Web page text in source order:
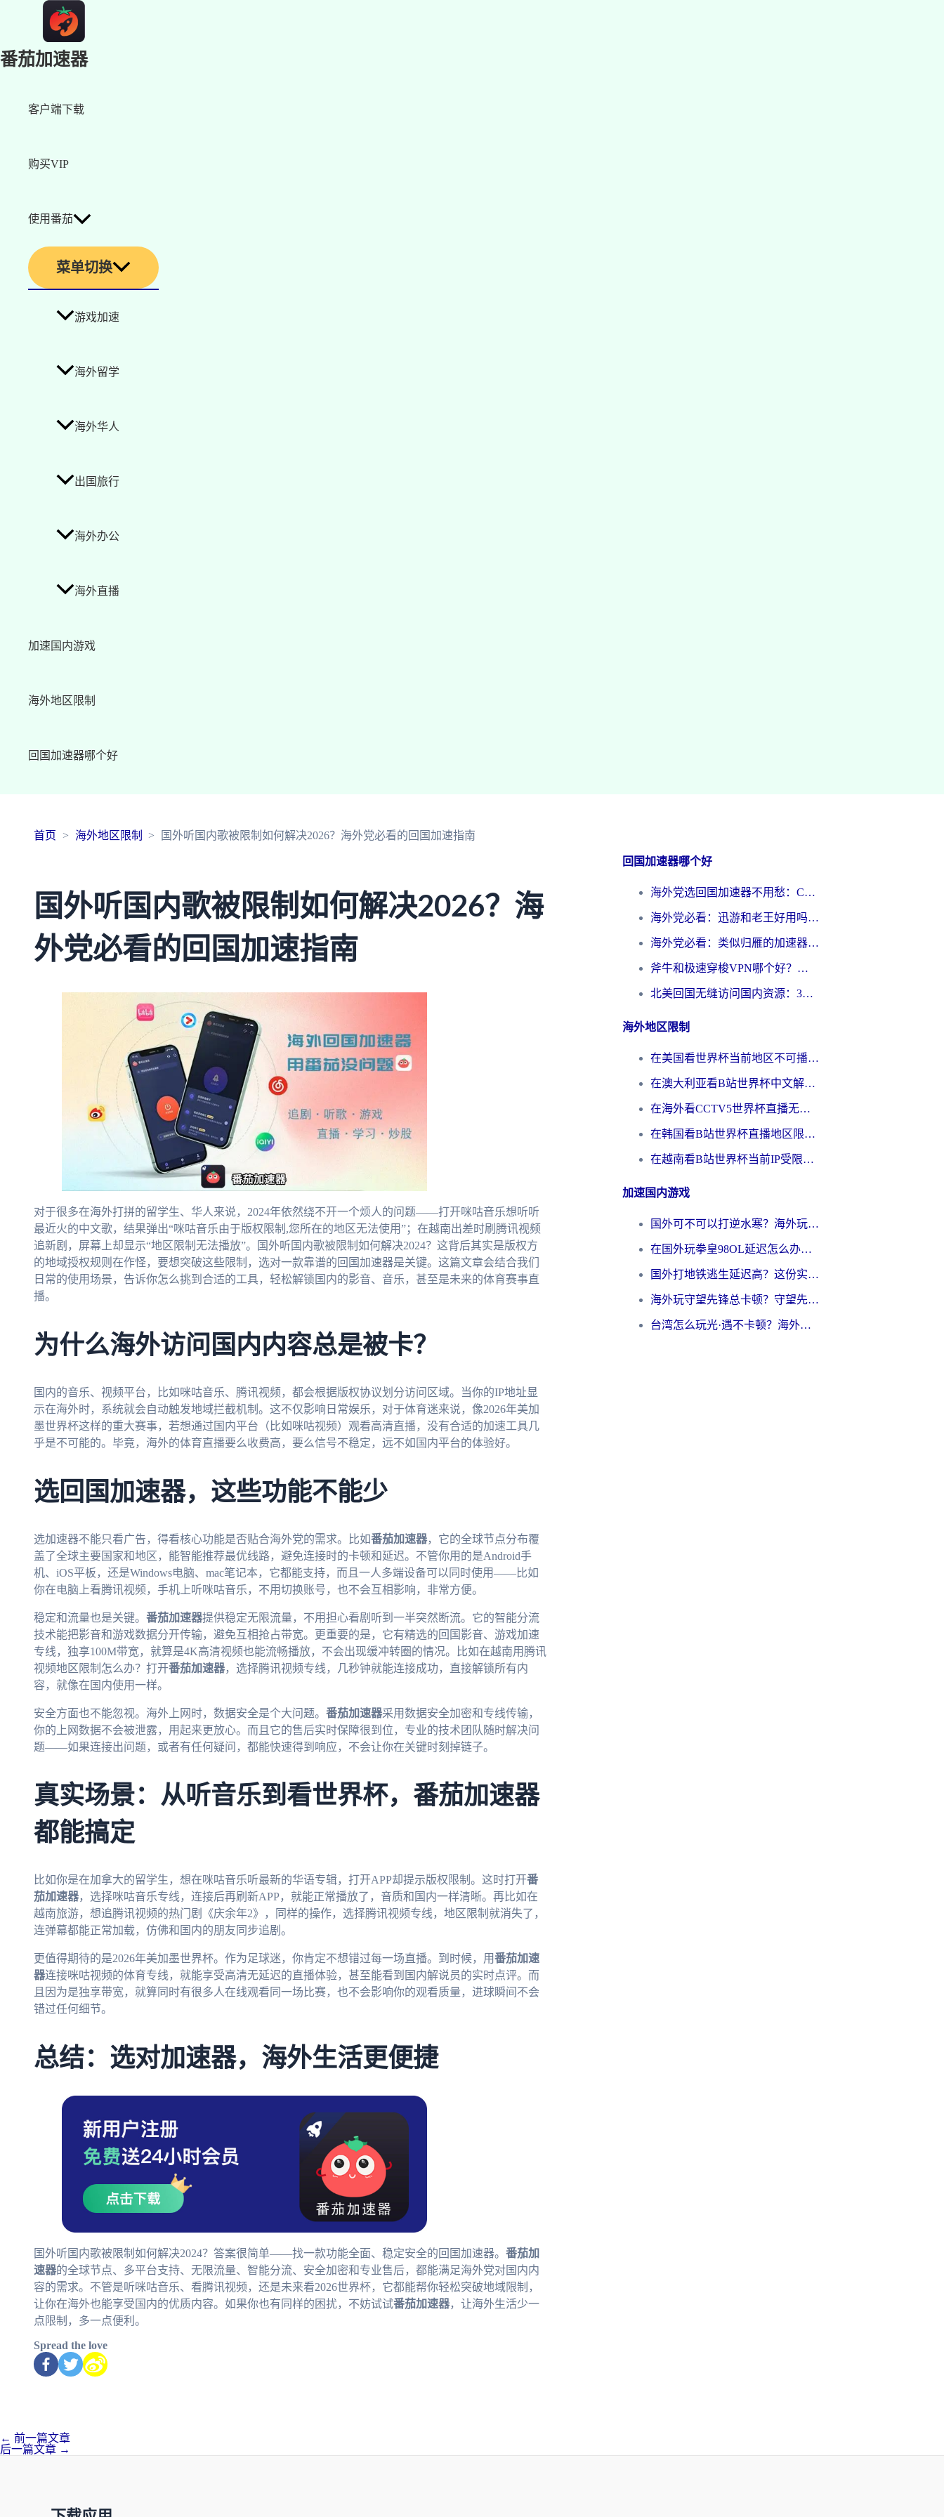
番茄加速器
客户端下载
购买VIP
使用番茄
菜单切换
游戏加速
海外留学
海外华人
出国旅行
海外办公
海外直播
加速国内游戏
海外地区限制
回国加速器哪个好
首页 海外地区限制 国外听国内歌被限制如何解决2026？海外党必看的回国加速指南
国外听国内歌被限制如何解决2026？海
外党必看的回国加速指南
对于很多在海外打拼的留学生、华人来说，2024年依然绕不开一个烦人的问题——打开咪咕音乐想听听
最近火的中文歌，结果弹出“咪咕音乐由于版权限制,您所在的地区无法使用”；在越南出差时刷腾讯视频
追新剧，屏幕上却显示“地区限制无法播放”。国外听国内歌被限制如何解决2024？这背后其实是版权方
的地域授权规则在作怪，要想突破这些限制，选对一款靠谱的回国加速器是关键。这篇文章会结合我们
日常的使用场景，告诉你怎么挑到合适的工具，轻松解锁国内的影音、音乐，甚至是未来的体育赛事直
播。
为什么海外访问国内内容总是被卡？
国内的音乐、视频平台，比如咪咕音乐、腾讯视频，都会根据版权协议划分访问区域。当你的IP地址显
示在海外时，系统就会自动触发地域拦截机制。这不仅影响日常娱乐，对于体育迷来说，像2026年美加
墨世界杯这样的重大赛事，若想通过国内平台（比如咪咕视频）观看高清直播，没有合适的加速工具几
乎是不可能的。毕竟，海外的体育直播要么收费高，要么信号不稳定，远不如国内平台的体验好。
选回国加速器，这些功能不能少
选加速器不能只看广告，得看核心功能是否贴合海外党的需求。比如番茄加速器，它的全球节点分布覆
盖了全球主要国家和地区，能智能推荐最优线路，避免连接时的卡顿和延迟。不管你用的是Android手
机、iOS平板，还是Windows电脑、mac笔记本，它都能支持，而且一人多端设备可以同时使用——比如
你在电脑上看腾讯视频，手机上听咪咕音乐，不用切换账号，也不会互相影响，非常方便。
稳定和流量也是关键。 番茄加速器提供稳定无限流量，不用担心看剧听到一半突然断流。它的智能分流
技术能把影音和游戏数据分开传输，避免互相抢占带宽。更重要的是，它有精选的回国影音、游戏加速
专线，独享100M带宽，就算是4K高清视频也能流畅播放，不会出现缓冲转圈的情况。比如在越南用腾讯
视频地区限制怎么办？打开番茄加速器，选择腾讯视频专线，几秒钟就能连接成功，直接解锁所有内
容，就像在国内使用一样。
安全方面也不能忽视。海外上网时，数据安全是个大问题。 番茄加速器采用数据安全加密和专线传输，
你的上网数据不会被泄露，用起来更放心。而且它的售后实时保障很到位，专业的技术团队随时解决问
题——如果连接出问题，或者有任何疑问，都能快速得到响应，不会让你在关键时刻掉链子。
真实场景：从听音乐到看世界杯，番茄加速器
都能搞定
比如你是在加拿大的留学生，想在咪咕音乐听最新的华语专辑，打开APP却提示版权限制。这时打开番
茄加速器，选择咪咕音乐专线，连接后再刷新APP，就能正常播放了，音质和国内一样清晰。再比如在
越南旅游，想追腾讯视频的热门剧《庆余年2》，同样的操作，选择腾讯视频专线，地区限制就消失了，
连弹幕都能正常加载，仿佛和国内的朋友同步追剧。
更值得期待的是2026年美加墨世界杯。作为足球迷，你肯定不想错过每一场直播。到时候，用番茄加速
器连接咪咕视频的体育专线，就能享受高清无延迟的直播体验，甚至能看到国内解说员的实时点评。而
且因为是独享带宽，就算同时有很多人在线观看同一场比赛，也不会影响你的观看质量，进球瞬间不会
错过任何细节。
总结：选对加速器，海外生活更便捷
国外听国内歌被限制如何解决2024？答案很简单——找一款功能全面、稳定安全的回国加速器。 番茄加
速器的全球节点、多平台支持、无限流量、智能分流、安全加密和专业售后，都能满足海外党对国内内
容的需求。不管是听咪咕音乐、看腾讯视频，还是未来看2026世界杯，它都能帮你轻松突破地域限制，
让你在海外也能享受国内的优质内容。如果你也有同样的困扰，不妨试试番茄加速器，让海外生活少一
点限制，多一点便利。
Spread the love
← 前一篇文章
后一篇文章 →
回国加速器哪个好
海外党选回国加速器不用愁：ChickCN和洞见哪个好？一篇搞定所有疑问
海外党必看：迅游和老王好用吗？3分钟选对加速国内网络的加速器
海外党必看：类似归雁的加速器怎么选？一篇搞定无缝访问国内资源
斧牛和极速穿梭VPN哪个好？海外党选回国加速器必看的真实对比与避坑指南
北美回国无缝访问国内资源：3年海外党亲测的加速器选择指南
海外地区限制
在美国看世界杯当前地区不可播放？海外党体育观赛终极指南来了！
在澳大利亚看B站世界杯中文解说仅限中国大陆？这篇指南帮你打破限制看遍赛事
在海外看CCTV5世界杯直播无法播放？这篇指南让你和国内球迷同步呐喊
在韩国看B站世界杯直播地区限制？这篇指南让你告别“当前地区不可播放”
在越南看B站世界杯当前IP受限制？海外党体育观赛终极指南来了
加速国内游戏
国外可不可以打逆水寒？海外玩家国服畅玩终极指南（附漫威荒野乱斗加速方案）
在国外玩拳皇98OL延迟怎么办？海外党亲测有效的低延迟指南
国外打地铁逃生延迟高？这份实测有效的低延迟指南帮你吃鸡
海外玩守望先锋总卡顿？守望先锋游戏加速器在哪里买&避坑指南（附欧洲非洲游戏实测）
台湾怎么玩光·遇不卡顿？海外党国服游戏加速终极攻略（附实测体验）